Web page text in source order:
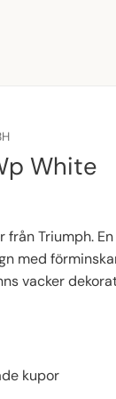
White
Triumph. En
med
vacker
kupor